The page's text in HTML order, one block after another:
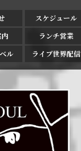
スケジュール
ランチ営業
ル ライブ世界配信